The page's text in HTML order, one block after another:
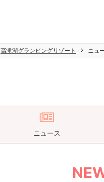
高滝湖グランピングリゾート ニュ
ニュース